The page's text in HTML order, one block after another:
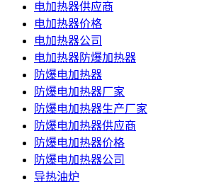
电加热器供应商
电加热器价格
电加热器公司
电加热器防爆加热器
防爆电加热器
防爆电加热器厂家
防爆电加热器生产厂家
防爆电加热器供应商
防爆电加热器价格
防爆电加热器公司
导热油炉